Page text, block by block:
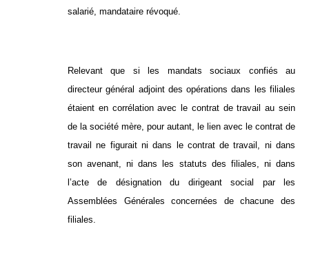
salarié, mandataire révoqué.
Relevant que si les mandats sociaux confiés au
directeur général adjoint des opérations dans les filiales
étaient en corrélation avec le contrat de travail au sein
de la société mère, pour autant, le lien avec le contrat de
travail ne figurait ni dans le contrat de travail, ni dans
son avenant, ni dans les statuts des filiales, ni dans
l’acte de désignation du dirigeant social par les
Assemblées Générales concernées de chacune des
filiales.